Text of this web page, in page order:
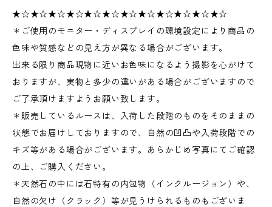
★☆★☆★☆★☆★☆★☆★☆★☆★☆★☆★☆★☆
＊ご使用のモニター・ディスプレイの環境設定により商品の
色味や質感などの見え方が異なる場合がございます。
出来る限り商品現物に近いお色味になるよう撮影を心がけて
おりますが、実物と多少の違いがある場合がございますので
ご了承頂けますようお願い致します。
＊販売しているルースは、入荷した段階のものをそのままの
状態でお届けしておりますので、自然の凹凸や入荷段階での
キズ等がある場合がございます。あらかじめ写真にてご確認
の上、ご購入ください。
＊天然石の中には石特有の内包物（インクルージョン）や、
自然の欠け（クラック）等が見うけられるものもございま